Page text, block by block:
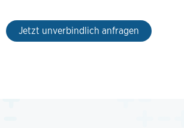
Jetzt unverbindlich anfragen